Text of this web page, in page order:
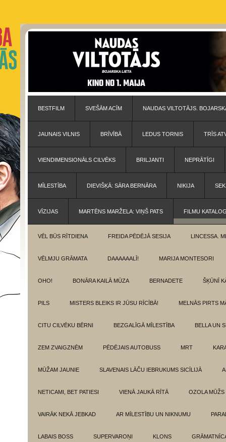
BESTFILM SVEŠĀM ACĪM NAUDAS VILTOTĀJS.
JAUNAIS VILNIS BRĪVĪBĀ LEDUS TORNIS TRĪS
VIENDIMENSIONĀLS CILVĒKS BRILJANTI NEPRĀTĪGI
MĪLESTĪBA DIEVIŠĶĀ: SĀRA BERNĀRA NIKIJA
VĪZIJAS MARTĒNS MARŽELA: VIŅŠ PATS FILMU
VĒL BŪS RĪTDIENA FREIDA PĒDĒJĀ SESIJA LINCESSA.
VĒLMJU GRĀMATA DAAAAAALĪ! MARIJA MONTESORI
OHO! BONĀRA KAILĀ MŪZA BERNADETE ŠĶŪNĪ
PILS MISTERS BLEIKS IR JŪSU RĪCĪBĀ! MELNĀS PIRTS
CITU CILVĒKU BĒRNI BEZGALĪGĀ MĪLESTĪBA BELLA UN
ZEM ZVAIGZNĒM PĒDĒJAIS AUTOBUSS MRT
MŪŽAM JAUNIE SLAVENAIS LĀČU IEBRUKUMS SICĪLIJĀ
NETICAMI, BET PATIESI VIENĀ JAUKĀ RĪTĀ OZOLA MŪŽS
VAIRĀK NEKĀ JEBKAD AR MĪLESTĪBU UN NIKNUMU
LABAIS BOSS SUPERVAROŅI KLONS